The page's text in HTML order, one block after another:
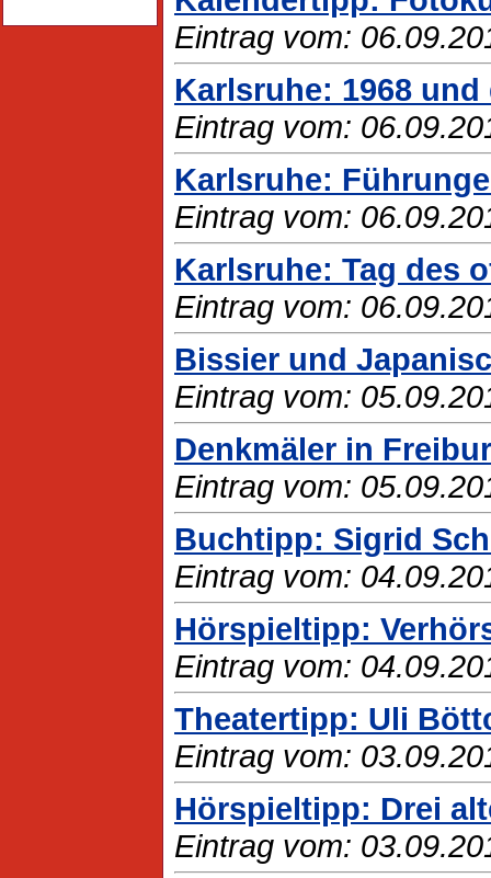
Eintrag vom:
Karlsruhe: 1968
Eintrag vom:
Karlsruhe:
Eintrag vom:
Karlsruhe: Tag des
Eintrag vom:
Bissier und
Eintrag vom:
Denkmäler in
Eintrag vom:
Buchtipp: Sigrid
Eintrag vom:
Hörspieltipp:
Eintrag vom:
Theatertipp: Uli
Eintrag vom:
Hörspieltipp: Drei
Eintrag vom: